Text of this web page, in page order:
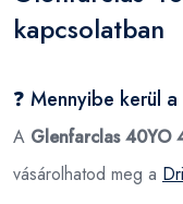
kapcsolatban
❓ Mennyibe kerül
A Glenfarclas 40YO
vásárolhatod meg a